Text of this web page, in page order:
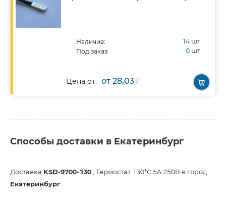
Наличие: 14 шт
Под заказ: 0 шт
Цена от: от 28,03₽
Способы доставки в Екатеринбург
Доставка KSD-9700-130 , Термостат 130*C 5A 250В в город
Екатеринбург